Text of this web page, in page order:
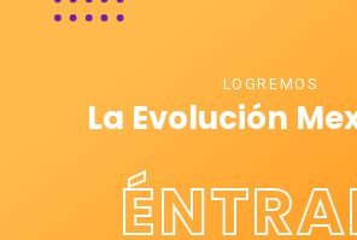
LOGREMOS
La Evolución